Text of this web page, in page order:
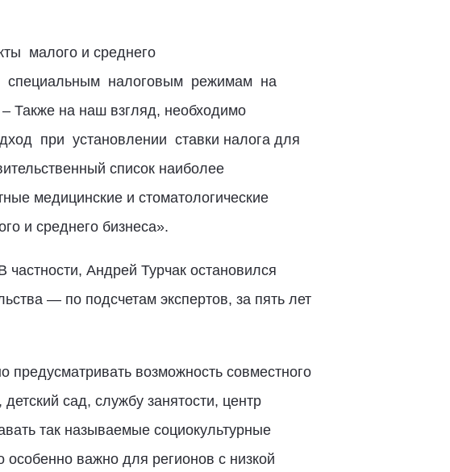
малого и среднего
специальным налоговым режимам на
Также на наш взгляд, необходимо
при установлении ставки налога для
список наиболее
медицинские и стоматологические
и среднего бизнеса».
Андрей Турчак остановился
— по подсчетам экспертов, за пять лет
возможность совместного
сад, службу занятости, центр
так называемые социокультурные
важно для регионов с низкой